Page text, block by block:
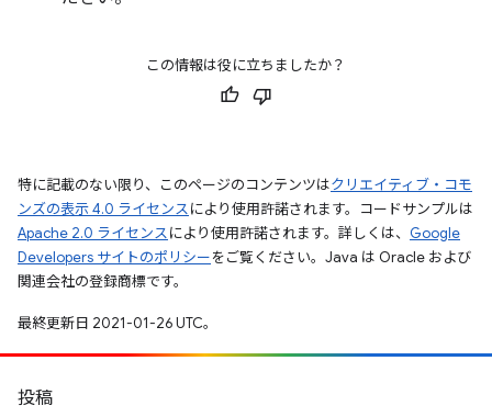
この情報は役に立ちましたか？
特に記載のない限り、このページのコンテンツはクリエイティブ・コモ
ンズの表示 4.0 ライセンスにより使用許諾されます。コードサンプルは
Apache 2.0 ライセンスにより使用許諾されます。詳しくは、 Google
Developers サイトのポリシーをご覧ください。Java は Oracle および
関連会社の登録商標です。
最終更新日 2021-01-26 UTC。
投稿